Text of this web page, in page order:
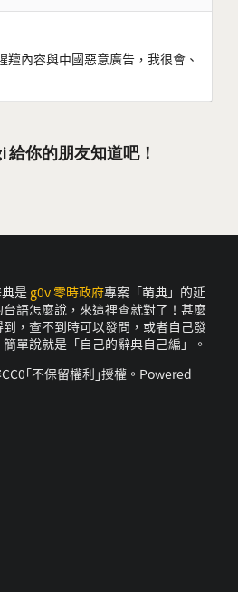
羶內容與中國惡意廣告，我很會、
給你的朋友知道吧！
是 g0v 零時政府專案「萌典」的延
語怎麼說，來這裡查就對了！甚麼
，查不到時可以發問，或者自己發
單說就是「自己的辭典自己編」。
｢不保留權利｣授權。Powered